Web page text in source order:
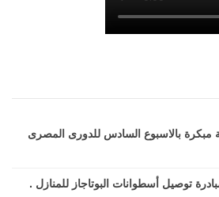
مبكرة بالاسبوع السادس للدورى المصرى
توصيل أسطوانات البوتاجاز للمنازل .